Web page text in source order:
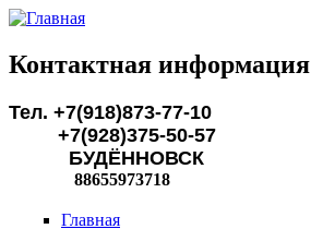
Перейти к основному содержанию
Контактная информация
Тел. +7(918)873-77-10
+7(928)375-50-57
БУДЁННОВСК
88655973718
Главная